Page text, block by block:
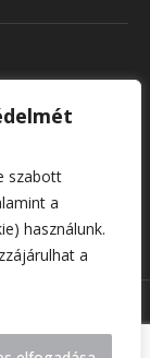
szabott
a
használunk.
a